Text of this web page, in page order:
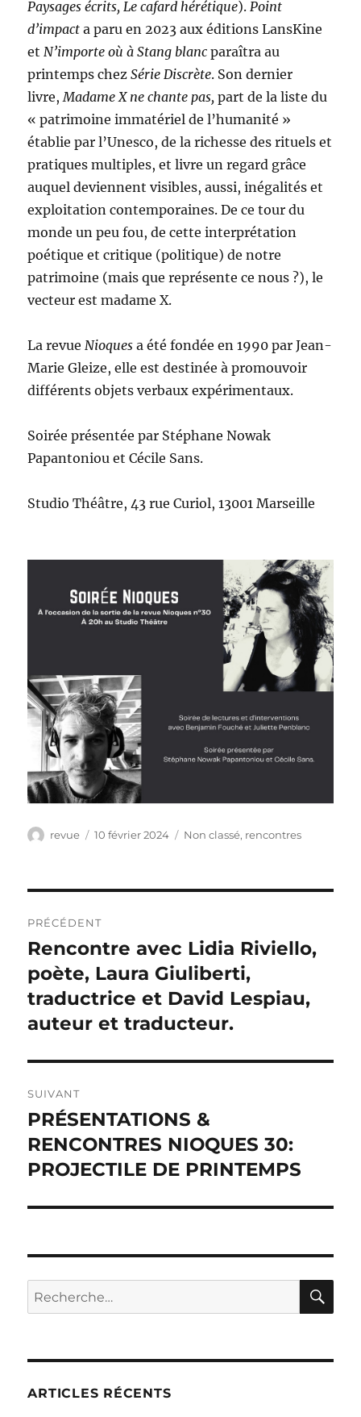
Paysages écrits, Le cafard hérétique).Point
d’impact a paru en 2023 aux éditions LansKine
etN’importe où à Stang blanc paraîtra au
printemps chezSérie Discrète. Son dernier
livre,Madame X ne chante pas, part de la liste du
« patrimoine immatériel de l’humanité »
établie par l’Unesco, de la richesse des rituels et
pratiques multiples, et livre un regard grâce
auquel deviennent visibles, aussi, inégalités et
exploitation contemporaines. De ce tour du
monde un peu fou, de cette interprétation
poétique et critique (politique) de notre
patrimoine (mais que représente ce nous ?), le
vecteur est madame X.
La revueNioquesa été fondée en 1990 par Jean-
Marie Gleize, elle est destinée à promouvoir
différents objets verbaux expérimentaux.
Soirée présentée par Stéphane Nowak
Papantoniou et Cécile Sans.
Studio Théâtre, 43 rue Curiol, 13001 Marseille
Auteur
revue
Publié
10 février 2024 Catégories
Non classé, rencontres
de
l’article
PRÉCÉDENT
Publication
précédente :
Rencontre avec Lidia Riviello,
poète, Laura Giuliberti,
traductrice et David Lespiau,
auteur et traducteur.
SUIVANT
Publication
suivante :
PRÉSENTATIONS &
RENCONTRES NIOQUES 30:
PROJECTILE DE PRINTEMPS
Recherche
pour :
ARTICLES RÉCENTS